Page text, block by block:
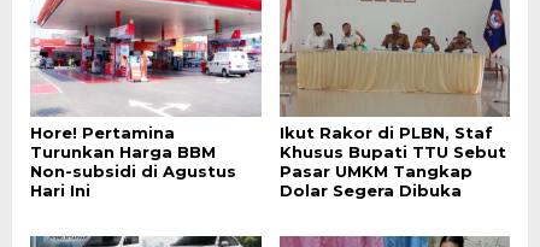
Hore! Pertamina
Turunkan Harga BBM
Non-subsidi di Agustus
Hari Ini
Ikut Rakor di PLBN, Staf
Khusus Bupati TTU Sebut
Pasar UMKM Tangkap
Dolar Segera Dibuka